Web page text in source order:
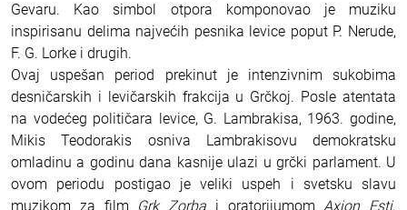
Gevaru. Kao simbol otpora komponovao je muziku
inspirisanu delima najvećih pesnika levice poput P. Nerude,
F. G. Lorke i drugih.
Ovaj uspešan period prekinut je intenzivnim sukobima
desničarskih i levičarskih frakcija u Grčkoj. Posle atentata
na vodećeg političara levice, G. Lambrakisa, 1963. godine,
Mikis Teodorakis osniva Lambrakisovu demokratsku
omladinu a godinu dana kasnije ulazi u grčki parlament. U
ovom periodu postigao je veliki uspeh i svetsku slavu
muzikom za film Grk Zorba i oratorijumomAxion Esti.